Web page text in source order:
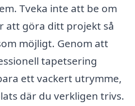
Tveka inte att be om
att göra ditt projekt så
möjligt. Genom att
tapetsering
ett vackert utrymme,
där du verkligen trivs.